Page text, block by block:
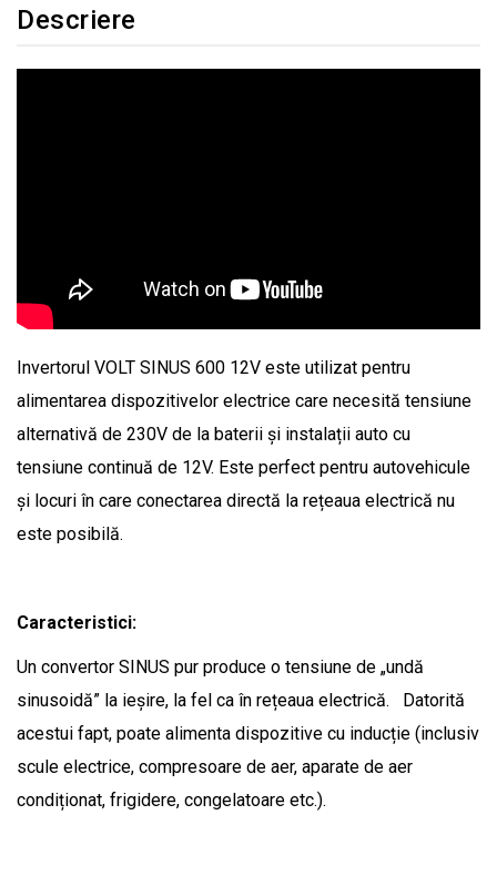
Descriere
Invertorul VOLT SINUS 600 12V este utilizat pentru
alimentarea dispozitivelor electrice care necesită tensiune
alternativă de 230V de la baterii și instalații auto cu
tensiune continuă de 12V. Este perfect pentru autovehicule
și locuri în care conectarea directă la rețeaua electrică nu
este posibilă.
Caracteristici:
Un convertor SINUS pur produce o tensiune de „undă
sinusoidă” la ieșire, la fel ca în rețeaua electrică. Datorită
acestui fapt, poate alimenta dispozitive cu inducție (inclusiv
scule electrice, compresoare de aer, aparate de aer
condiționat, frigidere, congelatoare etc.).